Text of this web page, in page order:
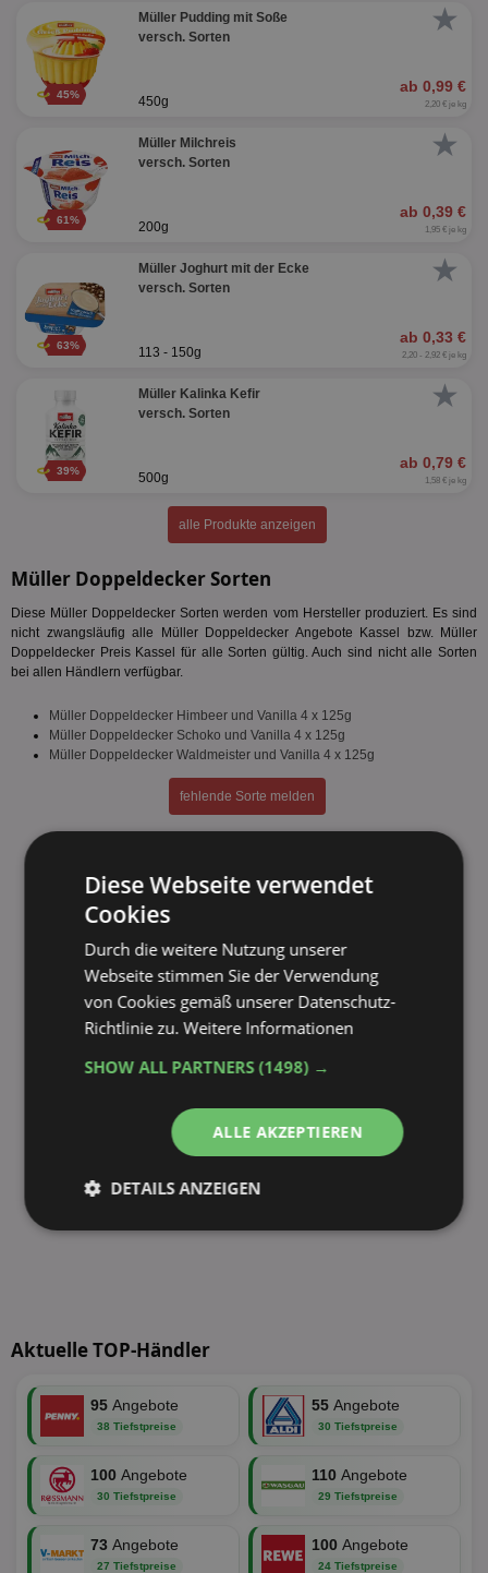
★
45%
Müller Pudding mit Soße
versch. Sorten
ab 0,99 €
450g 2,20 € je kg
★
61%
Müller Milchreis
versch. Sorten
ab 0,39 €
200g 1,95 € je kg
★
63%
Müller Joghurt mit der Ecke
versch. Sorten
ab 0,33 €
113 - 150g 2,20 - 2,92 € je kg
★
39%
Müller Kalinka Kefir
versch. Sorten
ab 0,79 €
500g 1,58 € je kg
alle Produkte anzeigen
Müller Doppeldecker Sorten
Diese Müller Doppeldecker Sorten werden vom Hersteller produziert. Es sind
nicht zwangsläufig alle Müller Doppeldecker Angebote Kassel bzw. Müller
Doppeldecker Preis Kassel für alle Sorten gültig. Auch sind nicht alle Sorten
bei allen Händlern verfügbar.
Müller Doppeldecker Himbeer und Vanilla 4 x 125g
Müller Doppeldecker Schoko und Vanilla 4 x 125g
Müller Doppeldecker Waldmeister und Vanilla 4 x 125g
fehlende Sorte melden
Aktuelle TOP-Händler
95 Angebote
38 Tiefstpreise
55 Angebote
30 Tiefstpreise
100 Angebote
30 Tiefstpreise
110 Angebote
29 Tiefstpreise
73 Angebote
27 Tiefstpreise
100 Angebote
24 Tiefstpreise
Diese Webseite verwendet
Cookies
Durch die weitere Nutzung unserer
Webseite stimmen Sie der Verwendung
von Cookies gemäß unserer Datenschutz-
Richtlinie zu.Weitere Informationen
SHOW ALL PARTNERS(1498) →
ALLE AKZEPTIEREN
DETAILS ANZEIGEN
Unbedingt
Performance
Unklassifizierte